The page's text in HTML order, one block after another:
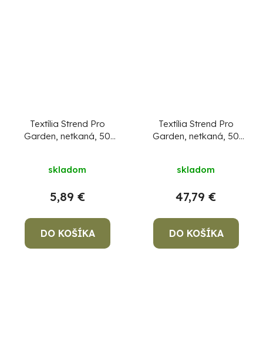
Textília Strend Pro
Garden, netkaná, 50
na 5%
skladom
5,89 €
DO KOŠÍKA
Textília Strend Pro
Garden, netkaná, 50
na 5%
skladom
47,79 €
DO KOŠÍKA